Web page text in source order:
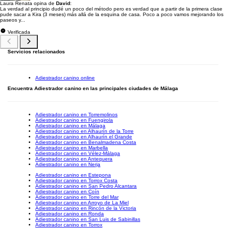
Laura Renata opina de David:
La verdad al principio dudé un poco del método pero es verdad que a partir de la primera clase
pude sacar a Kira (3 meses) más allá de la esquina de casa. Poco a poco vamos mejorando los
paseos y...
Verificada
Servicios relacionados
Adiestrador canino online
Encuentra Adiestrador canino en las principales ciudades de Málaga
Adiestrador canino en Torremolinos
Adiestrador canino en Fuengirola
Adiestrador canino en Málaga
Adiestrador canino en Alhaurín de la Torre
Adiestrador canino en Alhaurín el Grande
Adiestrador canino en Benalmadena Costa
Adiestrador canino en Marbella
Adiestrador canino en Vélez-Málaga
Adiestrador canino en Antequera
Adiestrador canino en Nerja
Adiestrador canino en Estepona
Adiestrador canino en Torrox Costa
Adiestrador canino en San Pedro Alcantara
Adiestrador canino en Coín
Adiestrador canino en Torre del Mar
Adiestrador canino en Arroyo de La Miel
Adiestrador canino en Rincón de la Victoria
Adiestrador canino en Ronda
Adiestrador canino en San Luis de Sabinillas
Adiestrador canino en Torrox